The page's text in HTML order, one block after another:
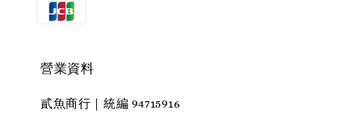
營業資料
貳魚商行｜統編 94715916